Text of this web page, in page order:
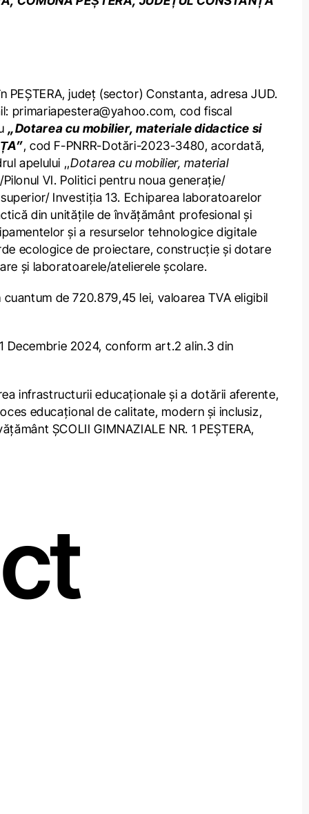
județ (sector) Constanta, adresa JUD.
primariapestera@yahoo.com, cod fiscal
„Dotarea cu mobilier, materiale didactice si
, cod F-PNRR-Dotări-2023-3480, acordată,
apelului ,,Dotarea cu mobilier, material
Pilonul VI. Politici pentru noua generație/
Investiția 13. Echiparea laboratoarelor
din unitățile de învățământ profesional și
și a resurselor tehnologice digitale
ecologice de proiectare, construcție și dotare
și laboratoarele/atelierele școlare.
de 720.879,45 lei, valoarea TVA eligibil
Decembrie 2024, conform art.2 alin.3 din
infrastructurii educaționale și a dotării aferente,
educațional de calitate, modern și inclusiz,
ȘCOLII GIMNAZIALE NR. 1 PEȘTERA,